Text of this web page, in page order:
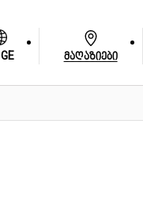
GE მაღაზიები